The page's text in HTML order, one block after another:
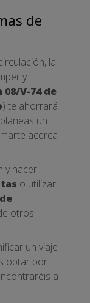
de
la
y
V-74 de
) te ahorrará
un
acerca
y hacer
o utilizar
otros
un viaje
optar por
a